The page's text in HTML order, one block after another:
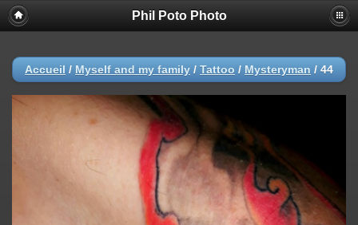
Phil Poto Photo
Accueil / Myself and my family / Tattoo / Mysteryman / 44